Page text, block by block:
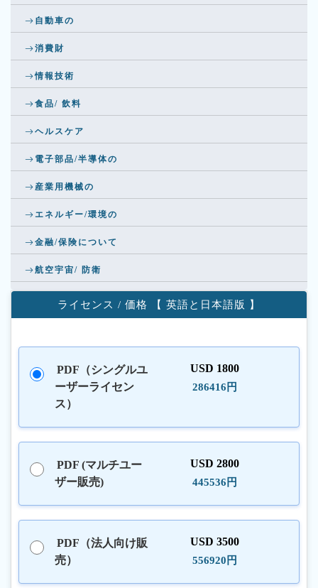
自動車の
消費財
情報技術
食品/ 飲料
ヘルスケア
電子部品/半導体の
産業用機械の
エネルギー/環境の
金融/保険について
航空宇宙/ 防衛
ライセンス / 価格 【 英語と日本語版 】
PDF（シングルユ
ーザーライセン
ス）
USD 1800
286416円
PDF (マルチユー
ザー販売)
USD 2800
445536円
PDF（法人向け販
売）
USD 3500
556920円